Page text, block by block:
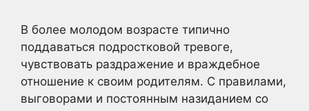
В более молодом возрасте типично
поддаваться подростковой тревоге,
чувствовать раздражение и враждебное
отношение к своим родителям. С правилами,
выговорами и постоянным назиданием со